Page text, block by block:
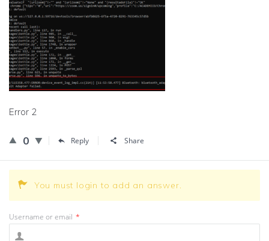
Error 2
0 Reply Share
You must login to add an answer.
Username or email *